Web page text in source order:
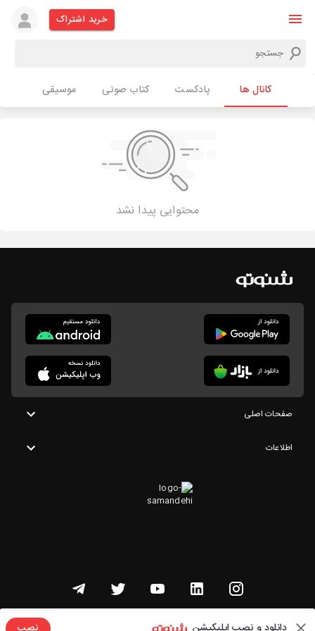
خرید اشتراک
کانال ها پادکست کتاب صوتی موسیقی
محتوایی پیدا نشد
صفحات اصلی
اطلاعات
تمامی حقوق این وبسایت متعلق به شنوتو است